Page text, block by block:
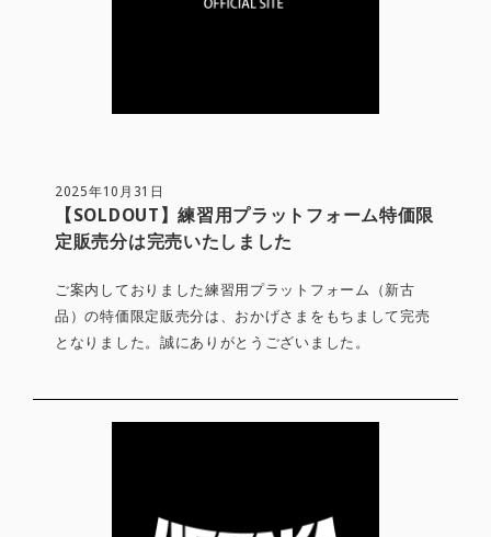
2025年10月31日
【SOLDOUT】練習用プラットフォーム特価限
定販売分は完売いたしました
ご案内しておりました練習用プラットフォーム（新古
品）の特価限定販売分は、おかげさまをもちまして完売
となりました。誠にありがとうございました。